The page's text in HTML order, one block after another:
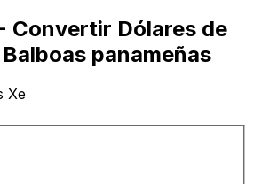
Convertir Dólares de
panameñas
Xe